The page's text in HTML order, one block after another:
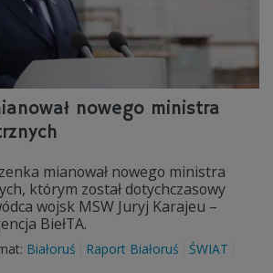
nowego ministra
mianował nowego ministra
którym został dotychczasowy
wojsk MSW Juryj Karajeu –
BiełTA.
Białoruś Raport Białoruś
ŚWIAT